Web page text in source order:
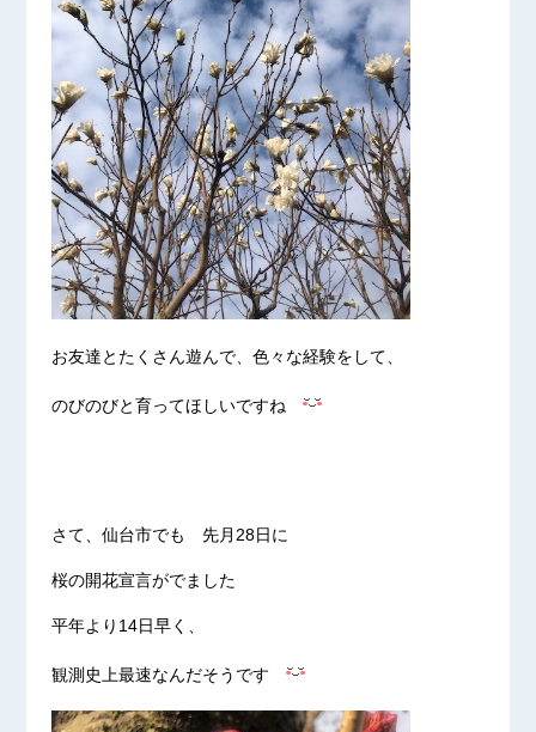
お友達とたくさん遊んで、色々な経験をして、
のびのびと育ってほしいですね
さて、仙台市でも 先月28日に
桜の開花宣言がでました
平年より14日早く、
観測史上最速なんだそうです